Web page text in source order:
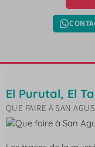
El Purutal, El
QUE FAIRE À SAN